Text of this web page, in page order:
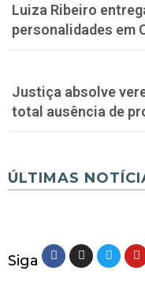
Luiza Ribeiro
personalidades em
Justiça absolve
total ausência de
ÚLTIMAS
Siga